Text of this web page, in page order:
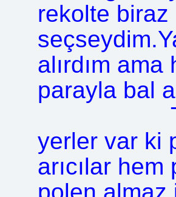
rekolte
alırdım
parayla bal
Tarım
yerler var ki
arıcılar